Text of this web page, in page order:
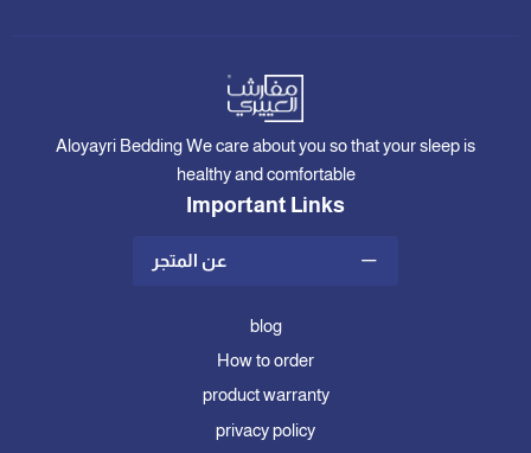
Aloyayri Bedding We care about you so that your sleep is
healthy and comfortable
Important Links
عن المتجر
blog
How to order
product warranty
privacy policy